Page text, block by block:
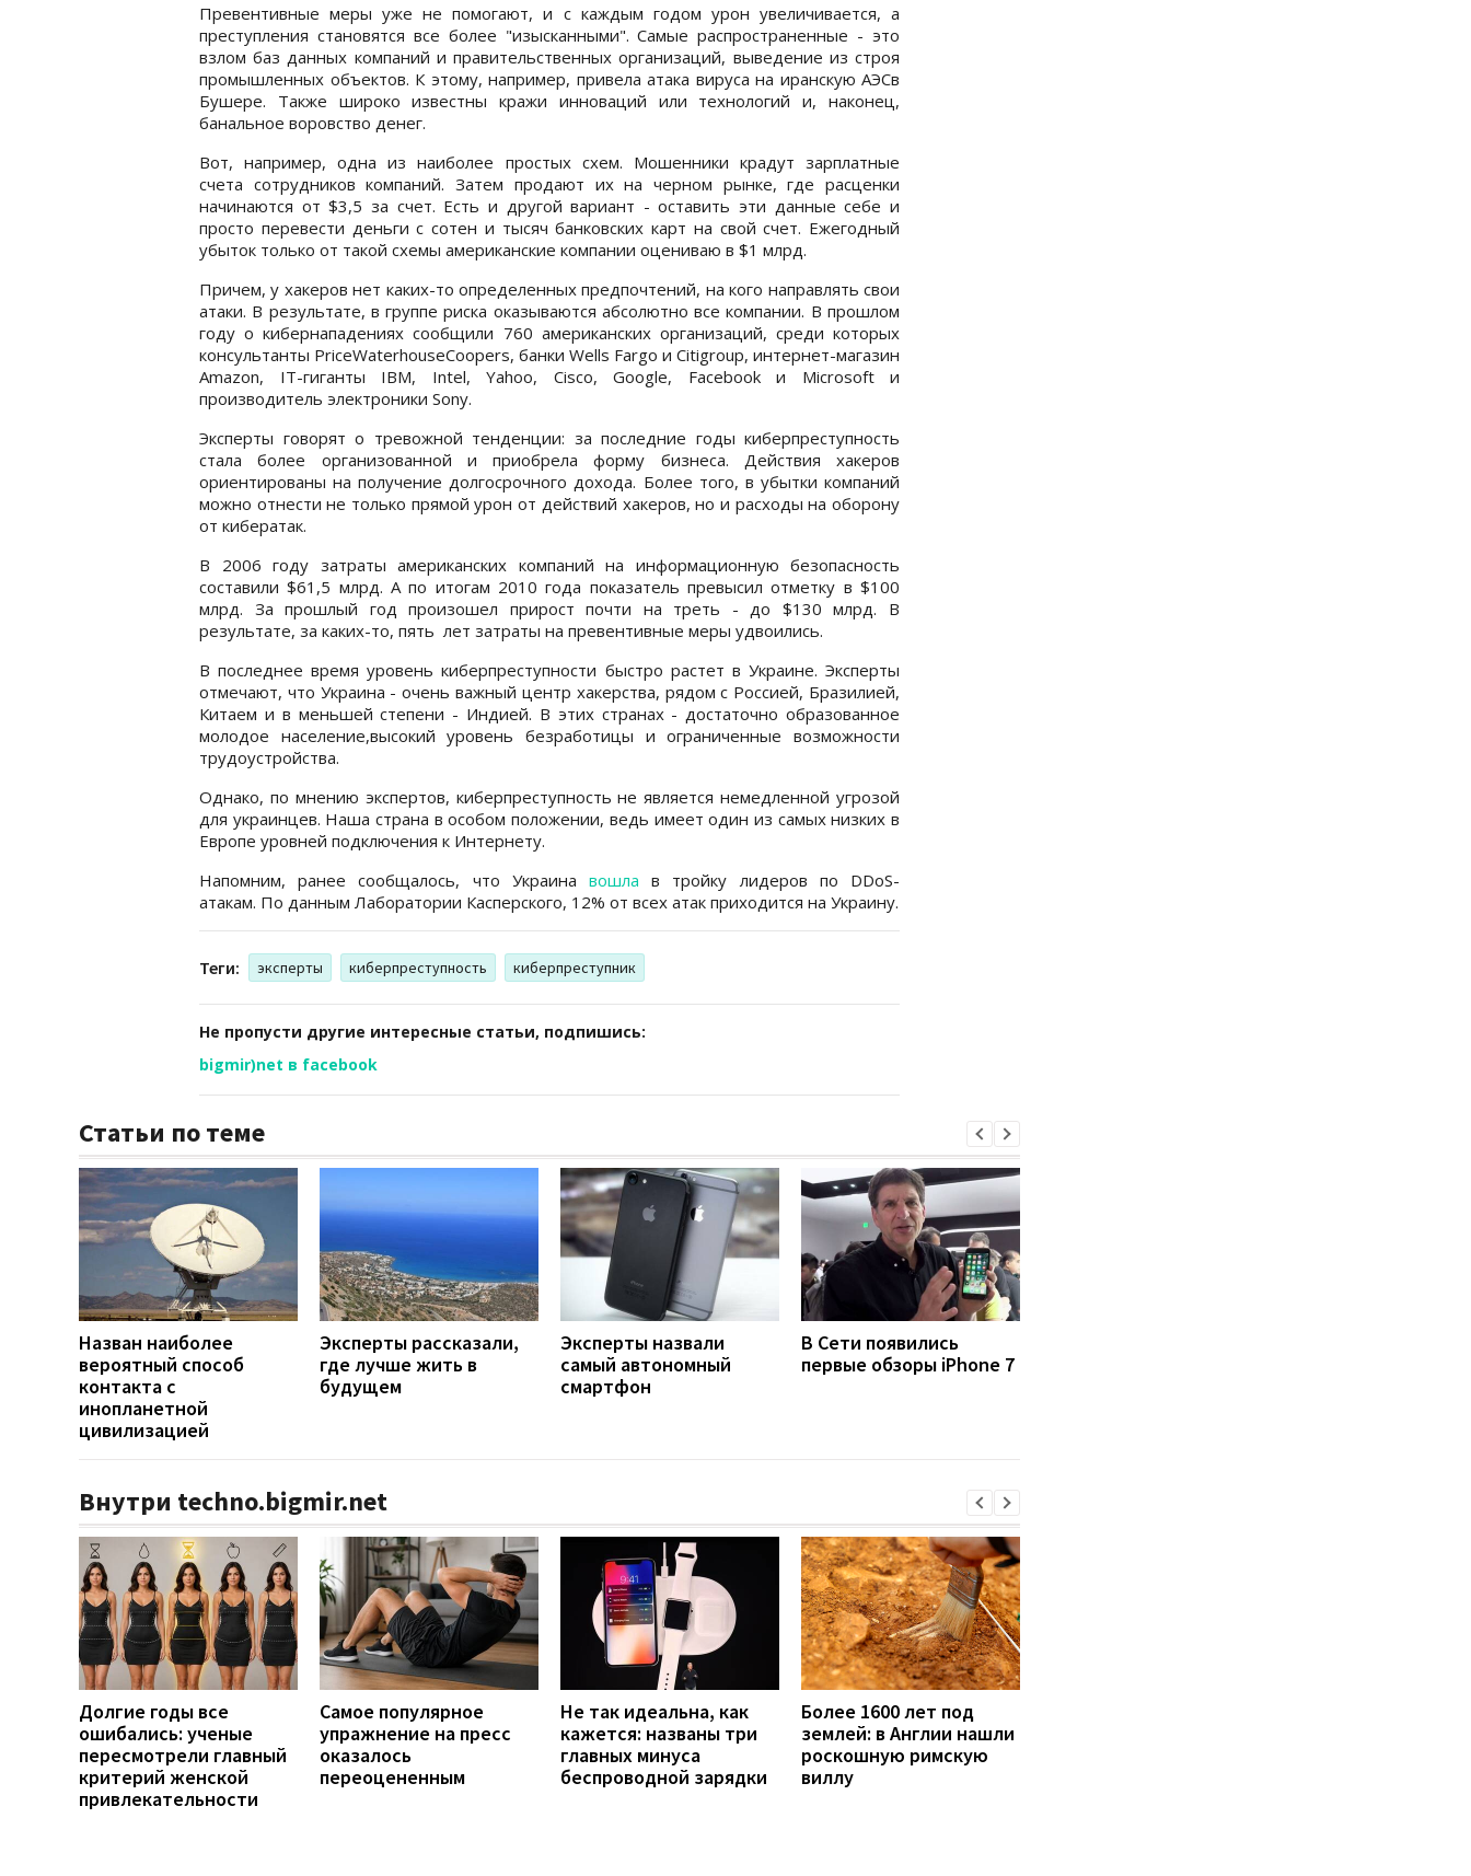
Превентивные меры уже не помогают, и с каждым годом урон увеличивается, а
преступления становятся все более "изысканными". Самые распространенные - это
взлом баз данных компаний и правительственных организаций, выведение из строя
промышленных объектов. К этому, например, привела атака вируса на иранскую АЭСв
Бушере. Также широко известны кражи инноваций или технологий и, наконец,
банальное воровство денег.
Вот, например, одна из наиболее простых схем. Мошенники крадут зарплатные
счета сотрудников компаний. Затем продают их на черном рынке, где расценки
начинаются от $3,5 за счет. Есть и другой вариант - оставить эти данные себе и
просто перевести деньги с сотен и тысяч банковских карт на свой счет. Ежегодный
убыток только от такой схемы американские компании оцениваю в $1 млрд.
Причем, у хакеров нет каких-то определенных предпочтений, на кого направлять свои
атаки. В результате, в группе риска оказываются абсолютно все компании. В прошлом
году о кибернападениях сообщили 760 американских организаций, среди которых
консультанты PriceWaterhouseCoopers, банки Wells Fargo и Citigroup, интернет-магазин
Amazon, IT-гиганты IBM, Intel, Yahoo, Cisco, Google, Facebook и Microsoft и
производитель электроники Sony.
Эксперты говорят о тревожной тенденции: за последние годы киберпреступность
стала более организованной и приобрела форму бизнеса. Действия хакеров
ориентированы на получение долгосрочного дохода. Более того, в убытки компаний
можно отнести не только прямой урон от действий хакеров, но и расходы на оборону
от кибератак.
В 2006 году затраты американских компаний на информационную безопасность
составили $61,5 млрд. А по итогам 2010 года показатель превысил отметку в $100
млрд. За прошлый год произошел прирост почти на треть - до $130 млрд. В
результате, за каких-то, пять лет затраты на превентивные меры удвоились.
В последнее время уровень киберпреступности быстро растет в Украине. Эксперты
отмечают, что Украина - очень важный центр хакерства, рядом с Россией, Бразилией,
Китаем и в меньшей степени - Индией. В этих странах - достаточно образованное
молодое население,высокий уровень безработицы и ограниченные возможности
трудоустройства.
Однако, по мнению экспертов, киберпреступность не является немедленной угрозой
для украинцев. Наша страна в особом положении, ведь имеет один из самых низких в
Европе уровней подключения к Интернету.
Напомним, ранее сообщалось, что Украина вошла в тройку лидеров по DDoS-
атакам. По данным Лаборатории Касперского, 12% от всех атак приходится на Украину.
Теги: эксперты киберпреступность киберпреступник
Не пропусти другие интересные статьи, подпишись:
bigmir)net в facebook
Статьи по теме
Назван наиболее
вероятный способ
контакта с
инопланетной
цивилизацией
Эксперты рассказали,
где лучше жить в
будущем
Эксперты назвали
самый автономный
смартфон
В Сети появились
первые обзоры iPhone 7
Внутри techno.bigmir.net
Долгие годы все
ошибались: ученые
пересмотрели главный
критерий женской
привлекательности
Самое популярное
упражнение на пресс
оказалось
переоцененным
Не так идеальна, как
кажется: названы три
главных минуса
беспроводной зарядки
Более 1600 лет под
землей: в Англии нашли
роскошную римскую
виллу